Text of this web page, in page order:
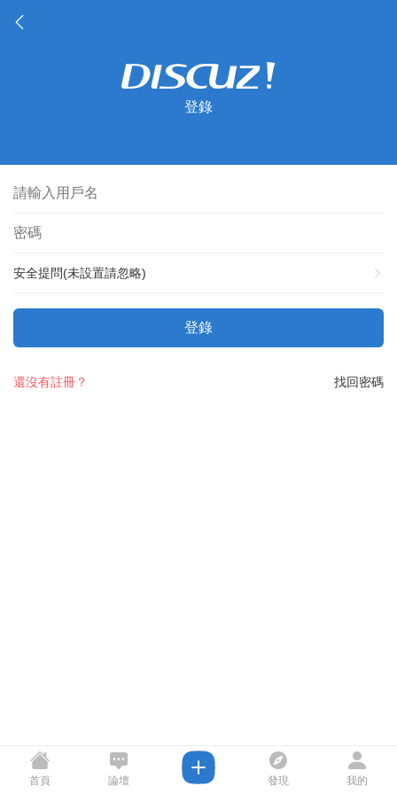
登錄
安全提問(未設置請忽略)
登錄
找回密碼
還沒有註冊？
首頁 論壇 發現 我的